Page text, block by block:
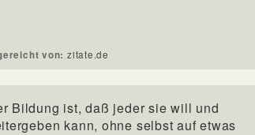
von: zitate.de
Bildung ist, daß jeder sie will und
kann, ohne selbst auf etwas